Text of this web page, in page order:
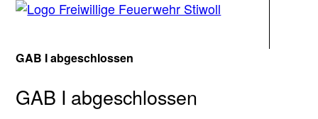
GAB I abgeschlossen
GAB I abgeschlossen